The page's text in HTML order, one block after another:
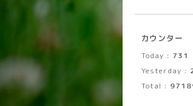
カウンター
Today : 731
Yesterday :
Total :